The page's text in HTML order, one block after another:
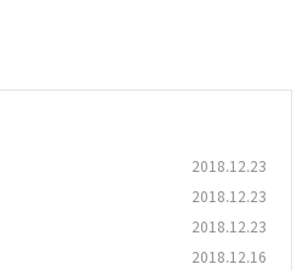
2018.12.23
2018.12.23
2018.12.23
2018.12.16